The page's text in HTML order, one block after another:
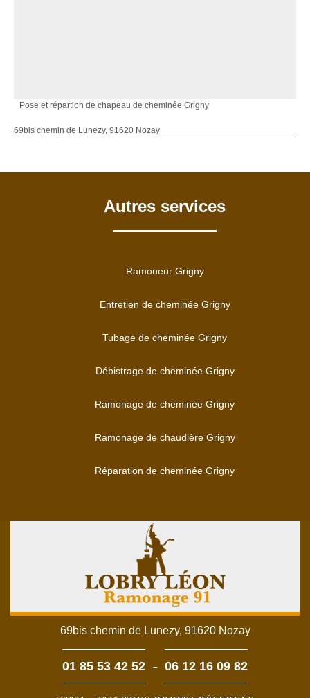
Pose et répartion de chapeau de cheminée Grigny
69bis chemin de Lunezy, 91620 Nozay
Autres services
Ramoneur Grigny
Entretien de cheminée Grigny
Tubage de cheminée Grigny
Débistrage de cheminée Grigny
Ramonage de cheminée Grigny
Ramonage de chaudière Grigny
Réparation de cheminée Grigny
69bis chemin de Lunezy, 91620 Nozay
01 85 53 42 52 - 06 12 16 09 82